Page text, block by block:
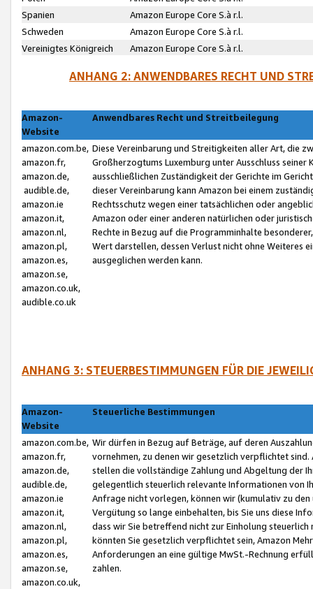
Spanien
Amazon Europe Core S.à r.l.
Schweden
Amazon Europe Core S.à r.l.
Vereinigtes Königreich
Amazon Europe Core S.à r.l.
ANHANG 2: ANWENDBARES RECHT UND
Amazon-
Website
Anwendbares Recht und Streitbeilegung
amazon.com.be,
amazon.fr,
amazon.de,
audible.de,
amazon.ie
amazon.it,
amazon.nl,
amazon.pl,
amazon.es,
amazon.se,
amazon.co.uk,
audible.co.uk
Diese Vereinbarung und Streitigkeiten aller Art, die
Großherzogtums Luxemburg unter Ausschluss
ausschließlichen Zuständigkeit der Gerichte im
dieser Vereinbarung kann Amazon bei einem
Rechtsschutz wegen einer tatsächlichen oder
Amazon oder einer anderen natürlichen oder
Rechte in Bezug auf die Programminhalte
Wert darstellen, dessen Verlust nicht ohne Weiteres
ausgeglichen werden kann.
ANHANG 3: STEUERBESTIMMUNGEN FÜR DIE
Amazon-
Website
Steuerliche Bestimmungen
amazon.com.be,
amazon.fr,
amazon.de,
audible.de,
amazon.ie
amazon.it,
amazon.nl,
amazon.pl,
amazon.es,
amazon.se,
amazon.co.uk,
Wir dürfen in Bezug auf Beträge, auf deren
vornehmen, zu denen wir gesetzlich verpflichtet
stellen die vollständige Zahlung und Abgeltung der
gelegentlich steuerlich relevante Informationen von
Anfrage nicht vorlegen, können wir (kumulativ zu
Vergütung so lange einbehalten, bis Sie uns diese
dass wir Sie betreffend nicht zur Einholung
könnten Sie gesetzlich verpflichtet sein, Amazon
Anforderungen an eine gültige MwSt.-Rechnung
zahlen.